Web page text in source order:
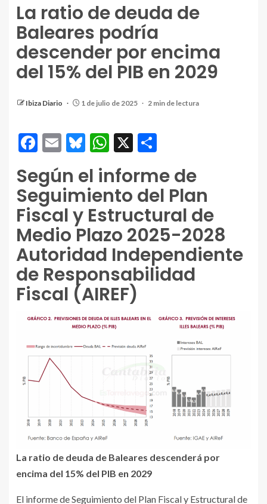
La ratio de deuda de
Baleares podría
descender por encima
del 15% del PIB en 2029
Ibiza Diario 1 de julio de 2025 2 min de lectura
Facebook
EmailBluesky
WhatsApp
X
Según el informe de
Seguimiento del Plan
Fiscal y Estructural de
Medio Plazo 2025-2028
Autoridad Independiente
de Responsabilidad
Fiscal (AIREF)
La ratio de deuda de Baleares descenderá por
encima del 15% del PIB en 2029
El informe de Seguimiento del Plan Fiscal y Estructural de